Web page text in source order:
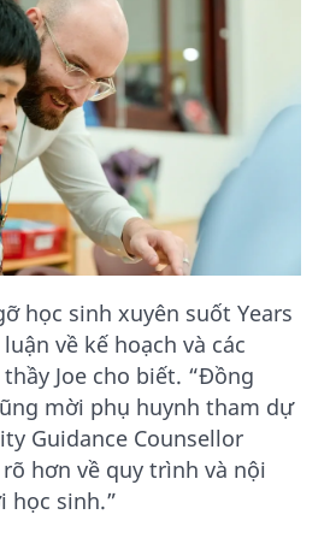
học sinh xuyên suốt Years
về kế hoạch và các
Joe cho biết. “Đồng
mời phụ huynh tham dự
Guidance Counsellor
hơn về quy trình và nội
học sinh.”